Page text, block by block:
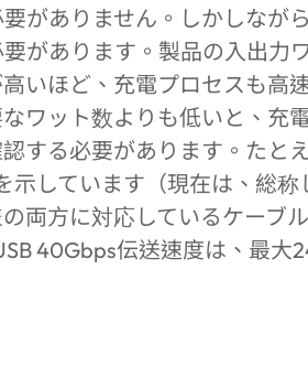
がありません。しかしなが
があります。製品の入出力
いほど、充電プロセスも高
ワット数よりも低いと、充
する必要があります。たと
しています（現在は、総称
両方に対応しているケーブ
40Gbps伝送速度は、最大